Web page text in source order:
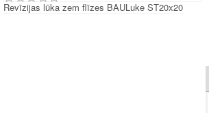
lūka zem flīzes BAULuke ST20x20